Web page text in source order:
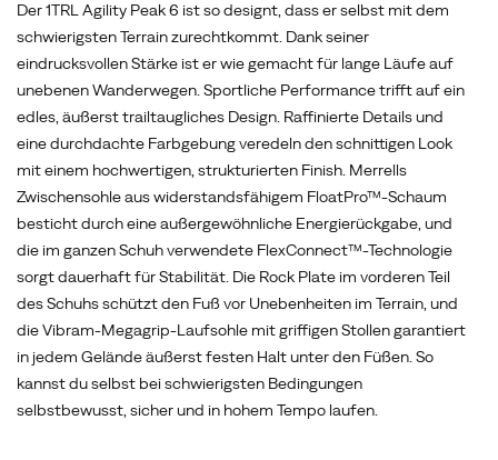
ganzen
Schuh
verwendete
FlexConnect™-
Technologie
sorgt
dauerhaft
für
Stabilität.
Die
Rock
Plate
im
vorderen
Teil
des
Der 1TRL Agility Peak 6 ist so designt, dass er selbst mit dem
schwierigsten Terrain zurechtkommt. Dank seiner
eindrucksvollen Stärke ist er wie gemacht für lange Läufe auf
unebenen Wanderwegen. Sportliche Performance trifft auf ein
edles, äußerst trailtaugliches Design. Raffinierte Details und
eine durchdachte Farbgebung veredeln den schnittigen Look
mit einem hochwertigen, strukturierten Finish. Merrells
Zwischensohle aus widerstandsfähigem FloatPro™-Schaum
besticht durch eine außergewöhnliche Energierückgabe, und
die im ganzen Schuh verwendete FlexConnect™-Technologie
sorgt dauerhaft für Stabilität. Die Rock Plate im vorderen Teil
des Schuhs schützt den Fuß vor Unebenheiten im Terrain, und
die Vibram-Megagrip-Laufsohle mit griffigen Stollen garantiert
in jedem Gelände äußerst festen Halt unter den Füßen. So
kannst du selbst bei schwierigsten Bedingungen
selbstbewusst, sicher und in hohem Tempo laufen.